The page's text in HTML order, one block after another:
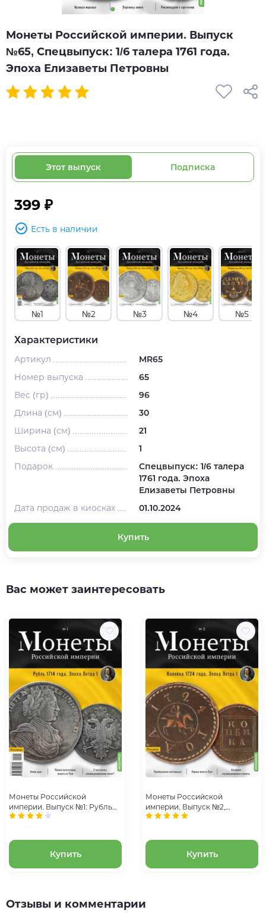
Монеты Российской империи. Выпуск
№65, Спецвыпуск: 1/6 талера 1761 года.
Эпоха Елизаветы Петровны
Этот выпуск Подписка
399 ₽
Есть в наличии
№1 №2 №3 №4 №5
Характеристики
Артикул
MR65
Номер выпуска
65
Вес (гр)
96
Длина (см)
30
Ширина (см)
21
Высота (см)
1
Подарок
Спецвыпуск: 1/6 талера
1761 года. Эпоха
Елизаветы Петровны
Дата продаж в киосках
01.10.2024
Купить
Вас может заинтересовать
Монеты Российской
империи. Выпуск №1: Рубль
1714 года. Эпоха Петра I
Купить
Монеты Российской
империи. Выпуск №2,
Копейка 1724 года. Эпоха
Купить
Отзывы и комментарии